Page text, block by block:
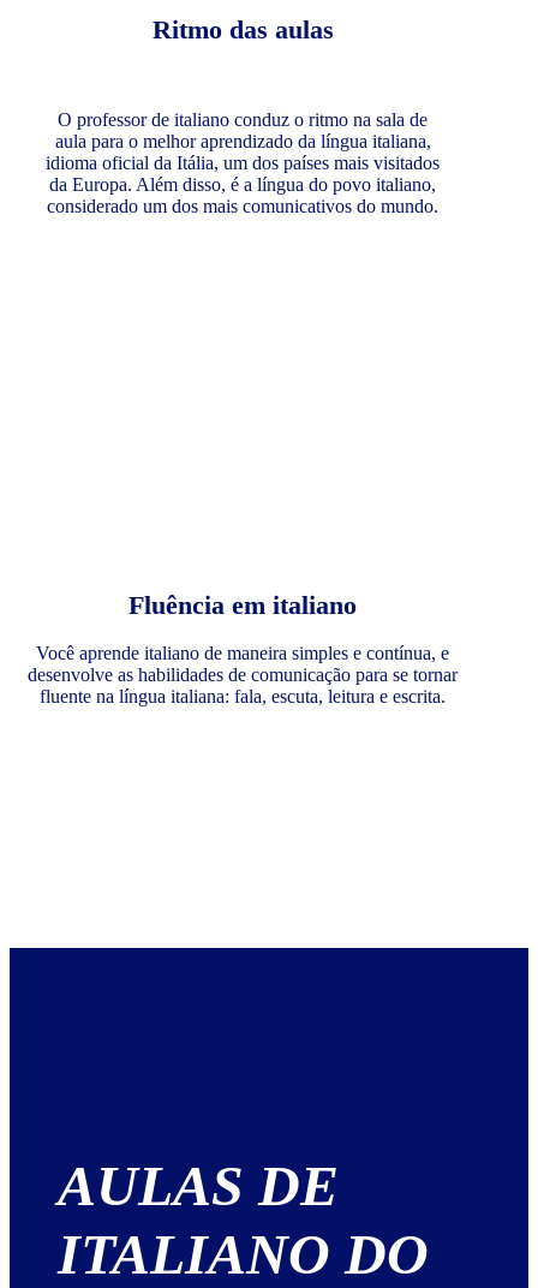
Ritmo das aulas
O professor de italiano conduz o ritmo na sala de
aula para o melhor aprendizado da língua italiana,
idioma oficial da Itália, um dos países mais visitados
da Europa. Além disso, é a língua do povo italiano,
considerado um dos mais comunicativos do mundo.
Fluência em italiano
Você aprende italiano de maneira simples e contínua, e
desenvolve as habilidades de comunicação para se tornar
fluente na língua italiana: fala, escuta, leitura e escrita.
AULAS DE
ITALIANO DO